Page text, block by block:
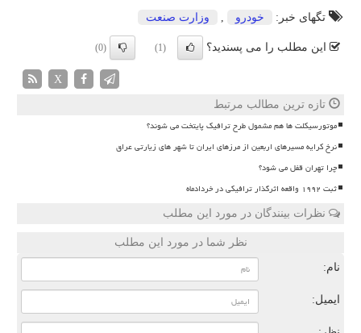
تگهای خبر:
خودرو وزارت صنعت
این مطلب را می پسندید؟ (1)
(0)
X
تازه ترین مطالب مرتبط
موتورسیکلت ها هم مشمول طرح ترافیک پایتخت می شوند؟
نرخ کرایه مسیرهای اربعین از مرزهای ایران تا شهر های زیارتی عراق
چرا تهران قفل می شود؟
ثبت ۱۹۹۲ واقعه اثرگذار ترافیکی در خردادماه
نظرات بینندگان در مورد این مطلب
نظر شما در مورد این مطلب
نام:
ایمیل: